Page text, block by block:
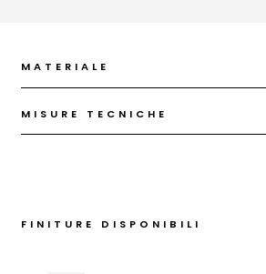
MATERIALE
MISURE TECNICHE
FINITURE DISPONIBILI